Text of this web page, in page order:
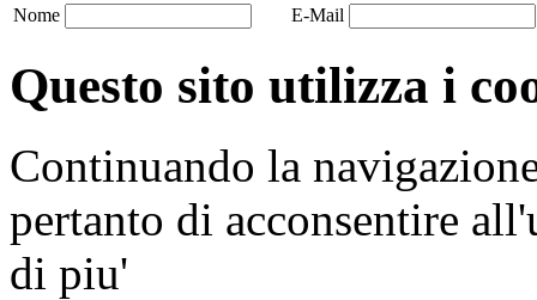
Nome E-Mail
Questo sito utilizza i
Continuando la
pertanto di acconsentire
di piu'